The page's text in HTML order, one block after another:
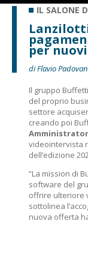
IL SALONE
per
di Flavio
Il gruppo
del proprio
settore
creando poi
videointervista
dell’edizione
“La mission di
software del
offrire ulteriore
sottolinea
nuova offerta